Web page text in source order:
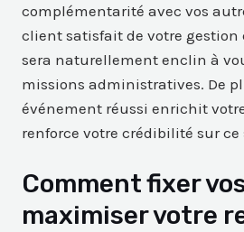
complémentarité avec vos
client satisfait de votre gestion
sera naturellement enclin à
missions administratives. De
événement réussi enrichit
renforce votre crédibilité sur
Comment fixer
maximiser votre